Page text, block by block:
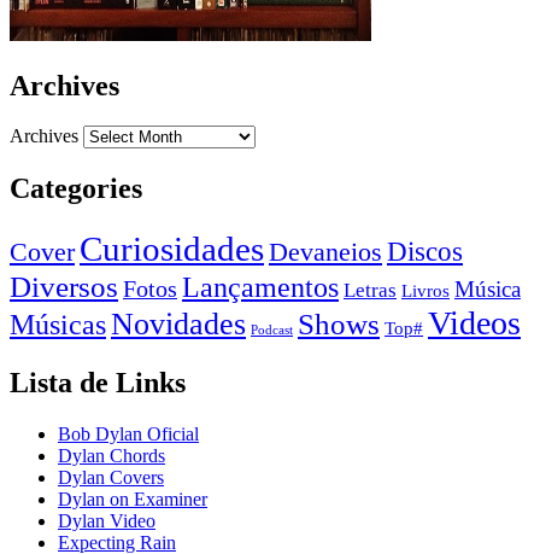
Archives
Archives
Categories
Cover CuriosidadesDevaneios Discos
Diversos Fotos Lançamentos Letras Livros Música
MúsicasNovidades Podcast Shows Top# Videos
Lista de Links
Bob Dylan Oficial
Dylan Chords
Dylan Covers
Dylan on Examiner
Dylan Video
Expecting Rain